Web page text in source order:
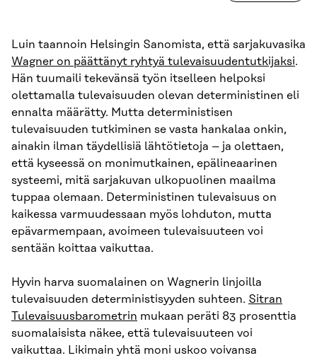
Luin taannoin Helsingin Sanomista, että sarjakuvasika
Wagner on päättänyt ryhtyä tulevaisuudentutkijaksi.
Hän tuumaili tekevänsä työn itselleen helpoksi
olettamalla tulevaisuuden olevan deterministinen eli
ennalta määrätty. Mutta deterministisen
tulevaisuuden tutkiminen se vasta hankalaa onkin,
ainakin ilman täydellisiä lähtötietoja – ja olettaen,
että kyseessä on monimutkainen, epälineaarinen
systeemi, mitä sarjakuvan ulkopuolinen maailma
tuppaa olemaan. Deterministinen tulevaisuus on
kaikessa varmuudessaan myös lohduton, mutta
epävarmempaan, avoimeen tulevaisuuteen voi
sentään koittaa vaikuttaa.
Hyvin harva suomalainen on Wagnerin linjoilla
tulevaisuuden deterministisyyden suhteen. Sitran
Tulevaisuusbarometrin mukaan peräti 83 prosenttia
suomalaisista näkee, että tulevaisuuteen voi
vaikuttaa. Likimain yhtä moni uskoo voivansa